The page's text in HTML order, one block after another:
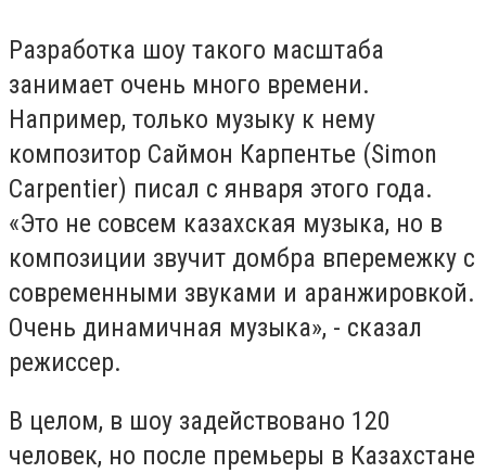
Разработка шоу такого масштаба
занимает очень много времени.
Например, только музыку к нему
композитор Саймон Карпентье (Simon
Carpentier) писал с января этого года.
«Это не совсем казахская музыка, но в
композиции звучит домбра вперемежку с
современными звуками и аранжировкой.
Очень динамичная музыка», - сказал
режиссер.
В целом, в шоу задействовано 120
человек, но после премьеры в Казахстане